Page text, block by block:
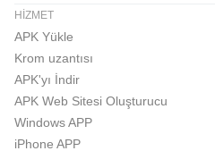
HIZMET
APK Yükle
Krom uzantısı
APK'yı İndir
APK Web Sitesi Oluşturucu
Windows APP
iPhone APP